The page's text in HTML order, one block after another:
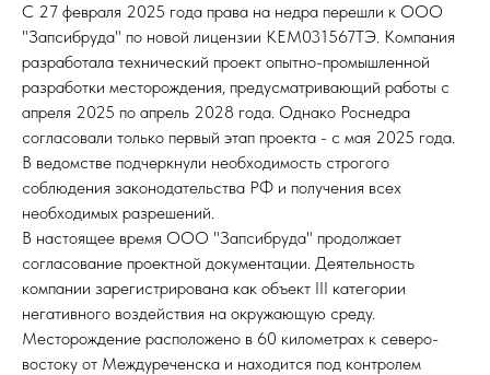
С 27 февраля 2025 года права на недра перешли к ООО
"Запсибруда" по новой лицензии КЕМ031567ТЭ. Компания
разработала технический проект опытно-промышленной
разработки месторождения, предусматривающий работы с
апреля 2025 по апрель 2028 года. Однако Роснедра
согласовали только первый этап проекта - с мая 2025 года.
В ведомстве подчеркнули необходимость строгого
соблюдения законодательства РФ и получения всех
необходимых разрешений.
В настоящее время ООО "Запсибруда" продолжает
согласование проектной документации. Деятельность
компании зарегистрирована как объект III категории
негативного воздействия на окружающую среду.
Месторождение расположено в 60 километрах к северо-
востоку от Междуреченска и находится под контролем